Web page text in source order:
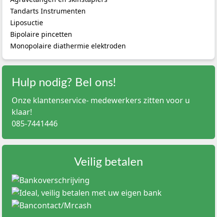
Tandarts Instrumenten
Liposuctie
Bipolaire pincetten
Monopolaire diathermie elektroden
Hulp nodig? Bel ons!
Onze klantenservice- medewerkers zitten voor u
klaar!
085-7441446
Veilig betalen